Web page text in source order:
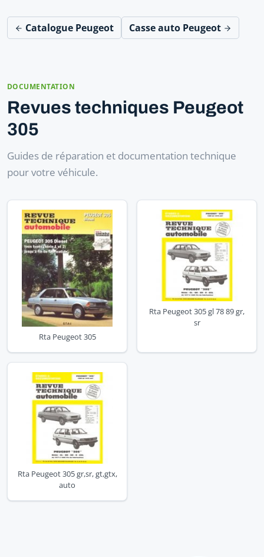
Catalogue Peugeot Casse auto Peugeot
DOCUMENTATION
Revues techniques Peugeot
305
Guides de réparation et documentation technique
pour votre véhicule.
Rta Peugeot 305
Rta Peugeot 305 gl 78 89 gr,
sr
Rta Peugeot 305 gr,sr, gt,gtx,
auto